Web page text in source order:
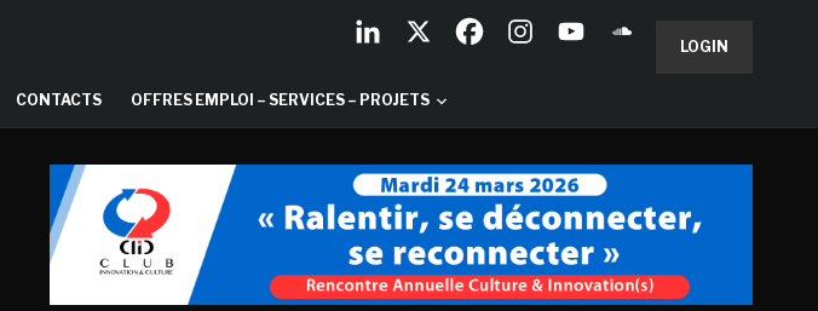
LOGIN
CONTACTS OFFRES EMPLOI – SERVICES – PROJETS